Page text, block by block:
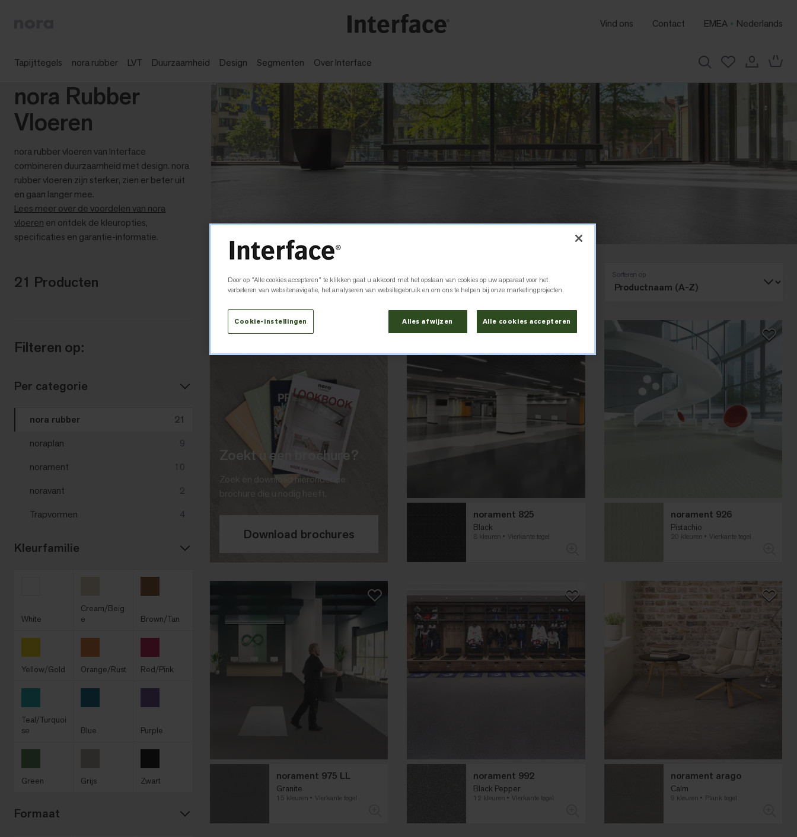
Vind ons Contact EMEA Nederlands
Tapijttegels nora rubber LVT Duurzaamheid Design Segmenten Over Interface​
nora Rubber
Vloeren
nora rubber vloeren van Interface
combineren duurzaamheid met design. nora
rubber vloeren zijn sterker, zien er beter uit
en gaan langer mee.
Lees meer over de voordelen van nora
vloeren en ontdek de kleuropties,
specificaties en garantie-informatie.
21 Producten Kamerweergave Rasterweergave
Sorteren op
Filteren op:
Per categorie
nora rubber
21
noraplan
9
norament
10
noravant
2
Trapvormen
4
Kleurfamilie
White
Cream/Beig
e
Brown/Tan
Yellow/Gold Orange/Rust Red/Pink
Teal/Turquoi
se
Blue Purple
Green Grijs Zwart
Formaat
Zoekt u een brochure?
Zoek en download hieronder de
brochure die u nodig heeft.
Download brochures
norament 825
Black
8 kleuren Vierkante tegel
norament 926
Pistachio
20 kleuren Vierkante tegel
norament 975 LL
Granite
15 kleuren Vierkante tegel
norament 992
Black Pepper
12 kleuren Vierkante tegel
norament arago
Calm
9 kleuren Plank tegel
Door op “Alle cookies accepteren” te klikken gaat u akkoord met het opslaan van cookies op uw apparaat voor het
verbeteren van websitenavigatie, het analyseren van websitegebruik en om ons te helpen bij onze marketingprojecten.
Cookie-instellingen Alles afwijzen Alle cookies accepteren